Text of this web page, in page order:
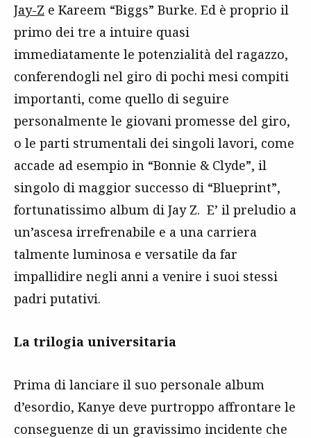
Jay-Z e Kareem “Biggs” Burke. Ed è proprio il
primo dei tre a intuire quasi
immediatamente le potenzialità del ragazzo,
conferendogli nel giro di pochi mesi compiti
importanti, come quello di seguire
personalmente le giovani promesse del giro,
o le parti strumentali dei singoli lavori, come
accade ad esempio in “Bonnie & Clyde”, il
singolo di maggior successo di “Blueprint”,
fortunatissimo album di Jay Z. E’ il preludio a
un’ascesa irrefrenabile e a una carriera
talmente luminosa e versatile da far
impallidire negli anni a venire i suoi stessi
padri putativi.
La trilogia universitaria
Prima di lanciare il suo personale album
d’esordio, Kanye deve purtroppo affrontare le
conseguenze di un gravissimo incidente che